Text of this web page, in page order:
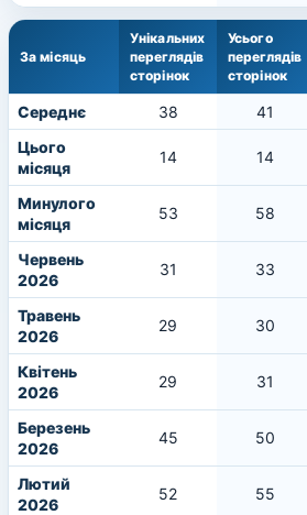
За місяць
Унікальних
переглядів
сторінок
Усього
переглядів
сторінок
Середнє 38 41
Цього
місяця
14 14
Минулого
місяця
53 58
Червень
2026
31 33
Травень
2026
29 30
Квітень
2026
29 31
Березень
2026
45 50
Лютий
2026
52 55